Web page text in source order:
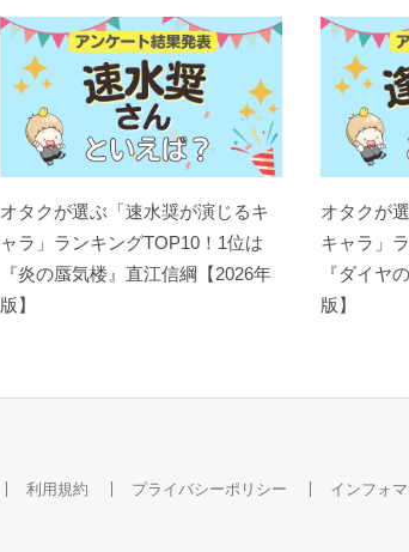
オタクが選ぶ「速水奨が演じるキ
ャラ」ランキングTOP10！1位は
『炎の蜃気楼』直江信綱【2026年
版】
オタクが
キャラ」
『ダイヤ
版】
利用規約 プライバシーポリシー インフォ